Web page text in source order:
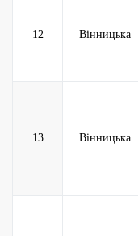
12 Вінницька
13 Вінницька